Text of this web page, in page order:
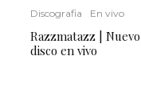
Discografia En vivo
Razzmatazz | Nuevo
disco en vivo